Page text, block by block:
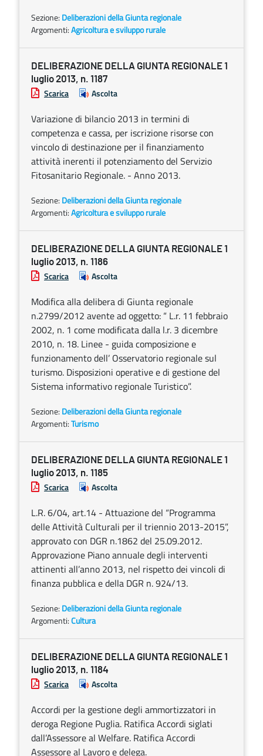
Sezione: Deliberazioni della Giunta regionale
Argomenti:Agricoltura e sviluppo rurale
DELIBERAZIONE DELLA GIUNTA REGIONALE 1
luglio 2013, n. 1187
Scarica Ascolta
Variazione di bilancio 2013 in termini di
competenza e cassa, per iscrizione risorse con
vincolo di destinazione per il finanziamento
attività inerenti il potenziamento del Servizio
Fitosanitario Regionale. - Anno 2013.
Sezione: Deliberazioni della Giunta regionale
Argomenti:Agricoltura e sviluppo rurale
DELIBERAZIONE DELLA GIUNTA REGIONALE 1
luglio 2013, n. 1186
Scarica Ascolta
Modifica alla delibera di Giunta regionale
n.2799/2012 avente ad oggetto: “ L.r. 11 febbraio
2002, n. 1 come modificata dalla l.r. 3 dicembre
2010, n. 18. Linee - guida composizione e
funzionamento dell’ Osservatorio regionale sul
turismo. Disposizioni operative e di gestione del
Sistema informativo regionale Turistico”.
Sezione: Deliberazioni della Giunta regionale
Argomenti:Turismo
DELIBERAZIONE DELLA GIUNTA REGIONALE 1
luglio 2013, n. 1185
Scarica Ascolta
L.R. 6/04, art.14 - Attuazione del “Programma
delle Attività Culturali per il triennio 2013-2015”,
approvato con DGR n.1862 del 25.09.2012.
Approvazione Piano annuale degli interventi
attinenti all’anno 2013, nel rispetto dei vincoli di
finanza pubblica e della DGR n. 924/13.
Sezione: Deliberazioni della Giunta regionale
Argomenti:Cultura
DELIBERAZIONE DELLA GIUNTA REGIONALE 1
luglio 2013, n. 1184
Scarica Ascolta
Accordi per la gestione degli ammortizzatori in
deroga Regione Puglia. Ratifica Accordi siglati
dall’Assessore al Welfare. Ratifica Accordi
Assessore al Lavoro e delega.